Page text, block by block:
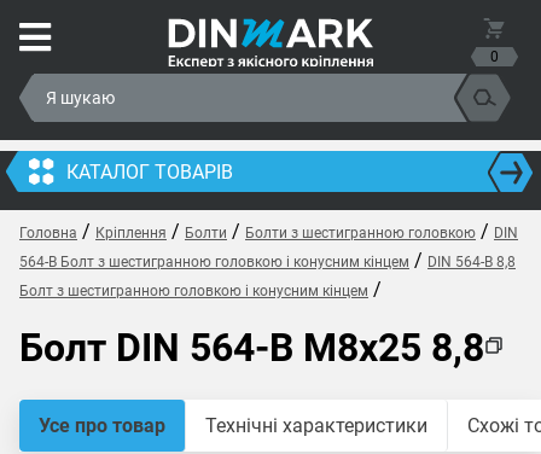
0
КАТАЛОГ ТОВАРІВ
Головна / Кріплення / Болти / Болти з шестигранною головкою / DIN
564-В Болт з шестигранною головкою і конусним кінцем / DIN 564-В 8,8
Болт з шестигранною головкою і конусним кінцем /
Болт DIN 564-B M8x25 8,8
Усе про товар Технічні характеристики Схожі